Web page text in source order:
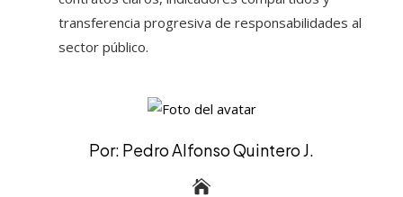
transferencia progresiva de responsabilidades al
sector público.
Por: Pedro Alfonso Quintero J.